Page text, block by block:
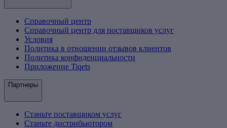
Справочный центр
Справочный центр для поставщиков услуг
Условия
Политика в отношении отзывов клиентов
Политика конфиденциальности
Приложение Tiqets
Партнеры
Станьте поставщиком услуг
Станьте дистрибьютором